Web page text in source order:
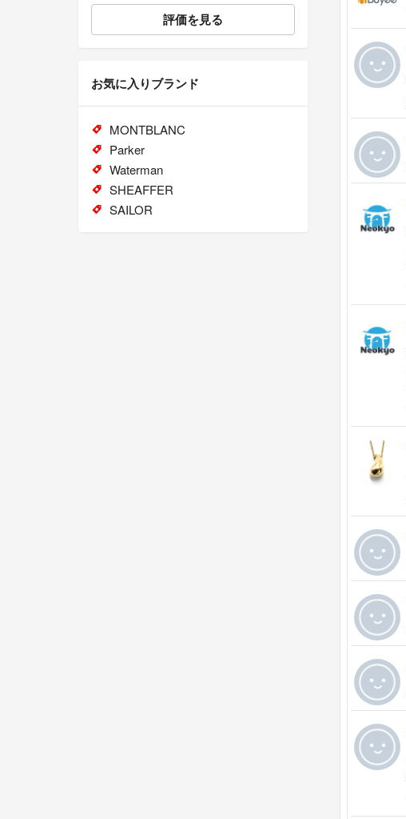
評価を見る
お気に入りブランド
MONTBLANC
Parker
Waterman
SHEAFFER
SAILOR